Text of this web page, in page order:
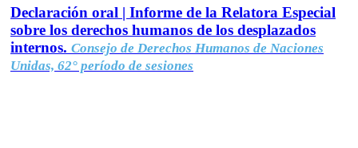
Declaración oral | Informe de la Relatora Especial
sobre los derechos humanos de los desplazados
internos. Consejo de Derechos Humanos de Naciones
Unidas, 62° período de sesiones